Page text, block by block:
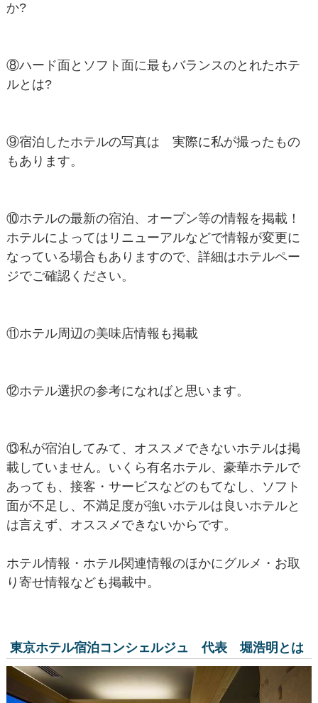
か?
⑧ハード面とソフト面に最もバランスのとれたホテ
ルとは?
⑨宿泊したホテルの写真は 実際に私が撮ったもの
もあります。
⑩ホテルの最新の宿泊、オープン等の情報を掲載！
ホテルによってはリニューアルなどで情報が変更に
なっている場合もありますので、詳細はホテルペー
ジでご確認ください。
⑪ホテル周辺の美味店情報も掲載
⑫ホテル選択の参考になればと思います。
⑬私が宿泊してみて、オススメできないホテルは掲
載していません。いくら有名ホテル、豪華ホテルで
あっても、接客・サービスなどのもてなし、ソフト
面が不足し、不満足度が強いホテルは良いホテルと
は言えず、オススメできないからです。
ホテル情報・ホテル関連情報のほかにグルメ・お取
り寄せ情報なども掲載中。
東京ホテル宿泊コンシェルジュ 代表 堀浩明とは